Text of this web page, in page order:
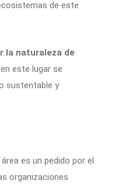
de este
la naturaleza de
este lugar se
sustentable y
es un pedido por el
organizaciones